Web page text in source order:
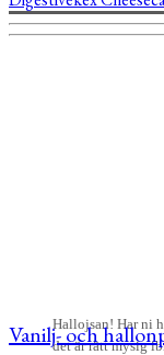
Hallojsan! Har ni
det är rätt mysig
Vanilj- och